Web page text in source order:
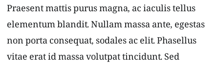
Praesent mattis purus magna, ac iaculis tellus
elementum blandit. Nullam massa ante, egestas
non porta consequat, sodales ac elit. Phasellus
vitae erat id massa volutpat tincidunt. Sed